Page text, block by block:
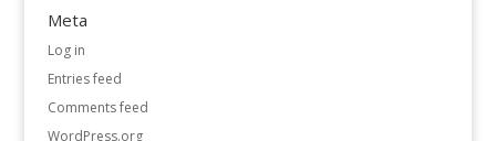
Meta
Log in
Entries feed
Comments feed
WordPress.org